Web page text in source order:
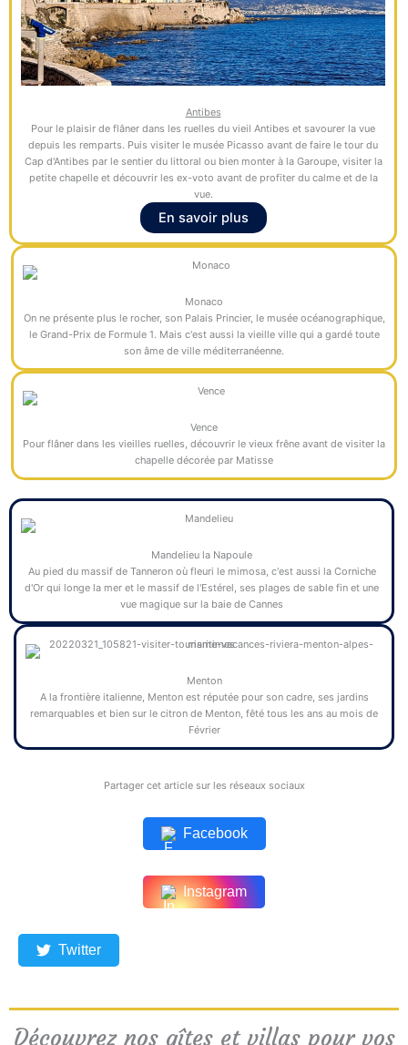
Antibes
Pour le plaisir de flâner dans les ruelles du vieil Antibes et savourer la vue
depuis les remparts. Puis visiter le musée Picasso avant de faire le tour du
Cap d'Antibes par le sentier du littoral ou bien monter à la Garoupe, visiter la
petite chapelle et découvrir les ex-voto avant de profiter du calme et de la
vue.
En savoir plus
Monaco
On ne présente plus le rocher, son Palais Princier, le musée océanographique,
le Grand-Prix de Formule 1. Mais c'est aussi la vieille ville qui a gardé toute
son âme de ville méditerranéenne.
Vence
Pour flâner dans les vieilles ruelles, découvrir le vieux frêne avant de visiter la
chapelle décorée par Matisse
Mandelieu la Napoule
Au pied du massif de Tanneron où fleuri le mimosa, c'est aussi la Corniche
d'Or qui longe la mer et le massif de l'Estérel, ses plages de sable fin et une
vue magique sur la baie de Cannes
Menton
A la frontière italienne, Menton est réputée pour son cadre, ses jardins
remarquables et bien sur le citron de Menton, fêté tous les ans au mois de
Février
Partager cet article sur les réseaux sociaux
Facebook
Instagram
Twitter
Découvrez nos gîtes et villas pour vos